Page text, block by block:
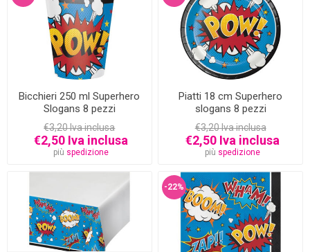
Bicchieri 250 ml Superhero
Slogans 8 pezzi
€3,20 Iva inclusa
€2,50 Iva inclusa
più spedizione
Piatti 18 cm Superhero
slogans 8 pezzi
€3,20 Iva inclusa
€2,50 Iva inclusa
più spedizione
-22%